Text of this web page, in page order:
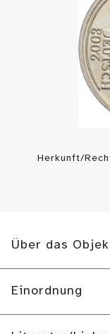
Herkunft/
Über das
Einordnung